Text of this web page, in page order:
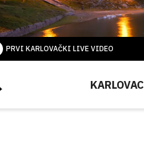
PRVI KARLOVAČKI LIVE VIDEO
KARLOVAC